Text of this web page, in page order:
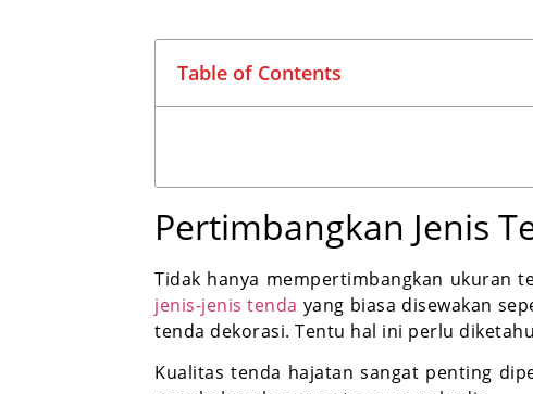
Table of Contents
Pertimbangkan Jenis
Tidak hanya mempertimbangkan ukuran
jenis-jenis tenda yang biasa disewakan
tenda dekorasi. Tentu hal ini perlu
Kualitas tenda hajatan sangat penting